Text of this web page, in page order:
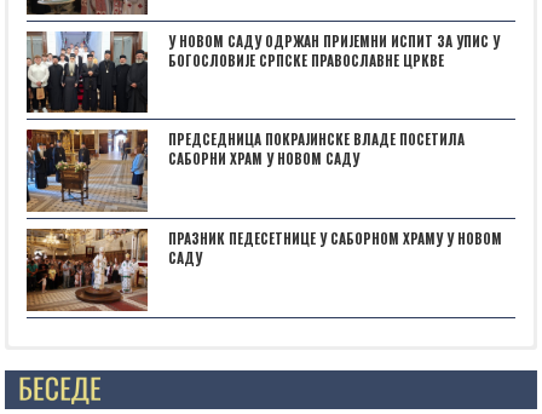
У НОВОМ САДУ ОДРЖАН ПРИЈЕМНИ ИСПИТ ЗА УПИС У
БОГОСЛОВИЈЕ СРПСКЕ ПРАВОСЛАВНЕ ЦРКВЕ
ПРЕДСЕДНИЦА ПОКРАЈИНСКЕ ВЛАДЕ ПОСЕТИЛА
САБОРНИ ХРАМ У НОВОМ САДУ
ПРАЗНИК ПЕДЕСЕТНИЦЕ У САБОРНОМ ХРАМУ У НОВОМ
САДУ